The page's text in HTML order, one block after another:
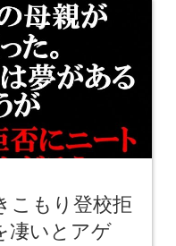
もり登校拒
凄いとアゲ